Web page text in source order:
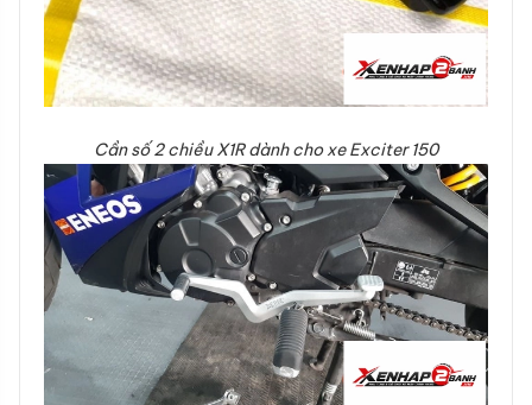
Cần số 2 chiều X1R dành cho xe Exciter 150